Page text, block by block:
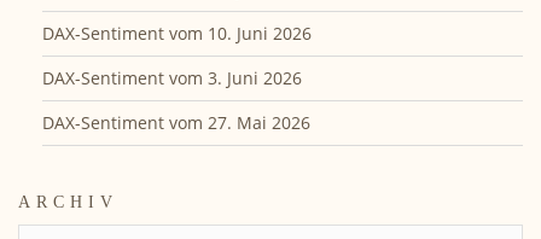
DAX-Sentiment vom 10. Juni 2026
DAX-Sentiment vom 3. Juni 2026
DAX-Sentiment vom 27. Mai 2026
ARCHIV